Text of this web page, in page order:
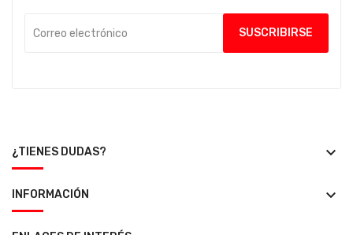
¿TIENES DUDAS? keyboard_arrow_down
INFORMACIÓN keyboard_arrow_down